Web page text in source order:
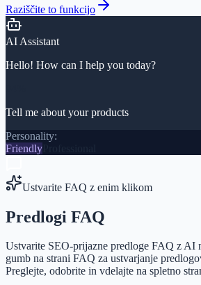
Raziščite to funkcijo
AI Assistant
Hello! How can I help you today?
Tell me about your products
Personality:
Friendly
Ustvarite FAQ z enim klikom
Predlogi FAQ
Ustvarite SEO-prijazne predloge FAQ z AI
gumb na strani FAQ za ustvarjanje
Preglejte, odobrite in vdelajte na spletno